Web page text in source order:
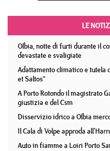
LE
Olbia, notte di furti durante il
devastate e svaligiate
Adattamento climatico e tutela
et Saltos”
A Porto Rotondo il magistrato
giustizia e del Csm
Disservizio idrico a Olbia
Il Cala di Volpe approda
Auto in fiamme a Loiri Porto